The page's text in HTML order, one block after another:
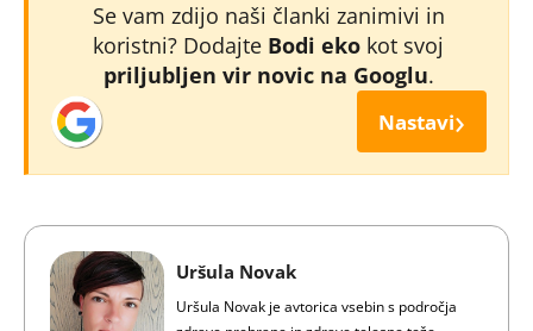
Se vam zdijo naši članki zanimivi in
koristni? Dodajte Bodi eko kot svoj
priljubljen vir novic na Googlu.
Nastavi›
Uršula Novak
Uršula Novak je avtorica vsebin s področja